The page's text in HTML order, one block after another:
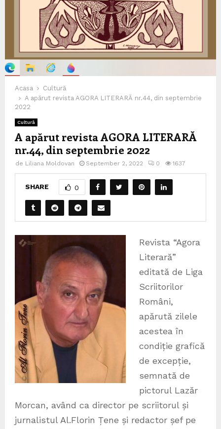
Acasa
Cultură
A apărut revista AGORA LITERARĂ nr.44, din septembrie
2022
Cultură
A apărut revista AGORA LITERARĂ
nr.44, din septembrie 2022
de Liliana Moldovan September 2, 2022 0 1637
SHARE 0
Revista “Agora
Literară”
editată de Liga
Scriitorilor
Români,
apărută zilele
acestea în
condiție grafică
de excepție,
semnată de
pictorul Lazăr
Morcan, având ca director pe scriitorul și
jurnalistul Al.Florin Țene și redactor șef pe